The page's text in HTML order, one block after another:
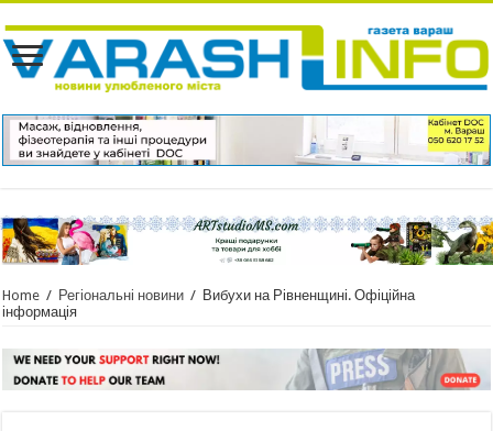
Home / Регіональні новини / Вибухи на Рівненщині. Офіційна
інформація